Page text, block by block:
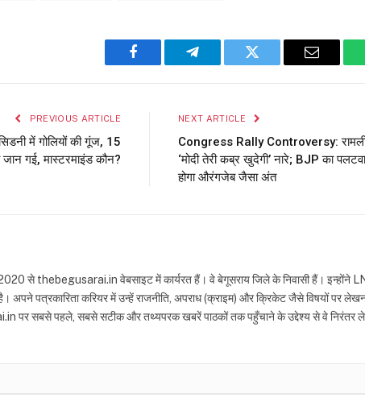
Facebook Telegram Twitter Email
PREVIOUS ARTICLE
में गोलियों की गूंज, 15
जान गई, मास्टरमाइंड कौन?
NEXT ARTICLE
Congress Rally Controversy:
‘मोदी तेरी कब्र खुदेगी’ नारे; BJP का
होगा औरंगजेब जैसा अंत
2020 से thebegusarai.in वेबसाइट में कार्यरत हैं। वे बेगूसराय जिले के निवासी हैं। इन्होंने
है। अपने पत्रकारिता करियर में उन्हें राजनीति, अपराध (क्राइम) और क्रिकेट जैसे विषयों पर
पर सबसे पहले, सबसे सटीक और तथ्यपरक खबरें पाठकों तक पहुँचाने के उद्देश्य से वे निरंतर